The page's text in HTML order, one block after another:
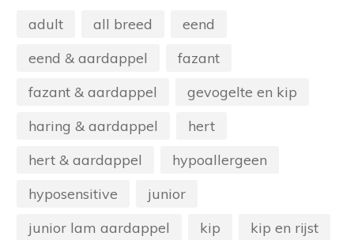
adult all breed
eend
eend & aardappel
fazant
fazant & aardappel
gevogelte en kip
haring & aardappel
hert
hert & aardappel
hypoallergeen
hyposensitive
junior
junior lam aardappel
kip
kip en rijst